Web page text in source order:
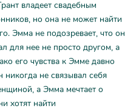
владеет свадебным
но она не может найти
Эмма не подозревает, что он
для нее не просто другом, а
его чувства к Эмме давно
не связывал себя
а Эмма мечтает о
хотят найти